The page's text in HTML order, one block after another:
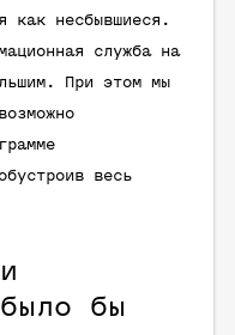
как несбывшиеся.
служба на
При этом мы
весь
бы